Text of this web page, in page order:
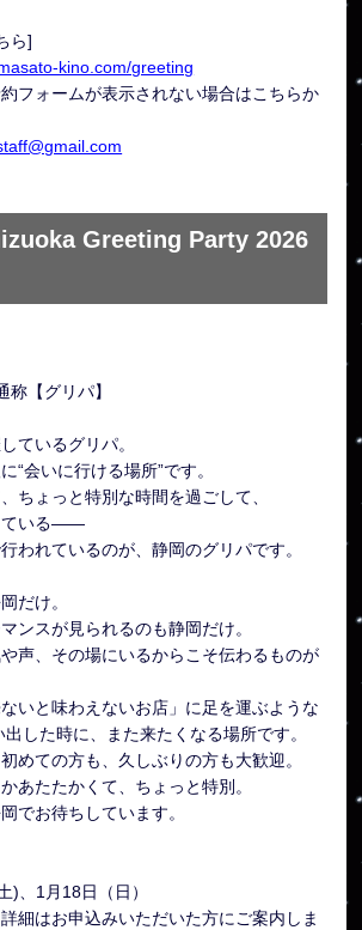
ら]
kino.com/greeting
フォームが表示されない場合はこちらか
Greeting Party 2026
【グリパ】
ているグリパ。
“会いに行ける場所”です。
ちょっと特別な時間を過ごして、
ている——
われているのが、静岡のグリパです。
だけ。
ンスが見られるのも静岡だけ。
声、その場にいるからこそ伝わるものが
いと味わえないお店」に足を運ぶような
した時に、また来たくなる場所です。
めての方も、久しぶりの方も大歓迎。
あたたかくて、ちょっと特別。
でお待ちしています。
)、1月18日（日）
細はお申込みいただいた方にご案内しま